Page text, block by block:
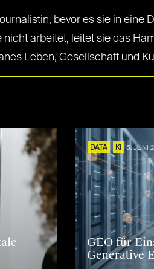
bevor es sie in
arbeitet, leitet sie das
Leben, Gesellschaft und
DATA KI 5. JUNI
GEO für
Generative